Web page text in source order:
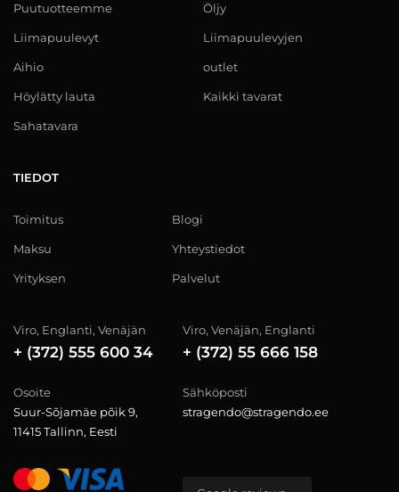
Puutuotteemme
Liimapuulevyt
Aihio
Höylätty lauta
Sahatavara
Öljy
Liimapuulevyjen
outlet
Kaikki tavarat
TIEDOT
Toimitus
Maksu
Yrityksen
Blogi
Yhteystiedot
Palvelut
Viro, Englanti, Venäjän
+ (372) 555 600 34
Viro, Venäjän, Englanti
+ (372) 55 666 158
Osoite
Suur-Sõjamäe põik 9,
11415 Tallinn, Eesti
Sähköposti
stragendo@stragendo.ee